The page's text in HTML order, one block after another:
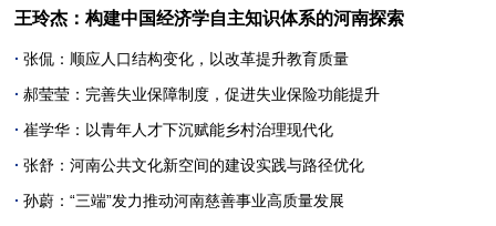
王玲杰：构建中国经济学自主知识体系的河南探索
· 张侃：顺应人口结构变化，以改革提升教育质量
· 郝莹莹：完善失业保障制度，促进失业保险功能提升
· 崔学华：以青年人才下沉赋能乡村治理现代化
· 张舒：河南公共文化新空间的建设实践与路径优化
· 孙蔚：“三端”发力推动河南慈善事业高质量发展